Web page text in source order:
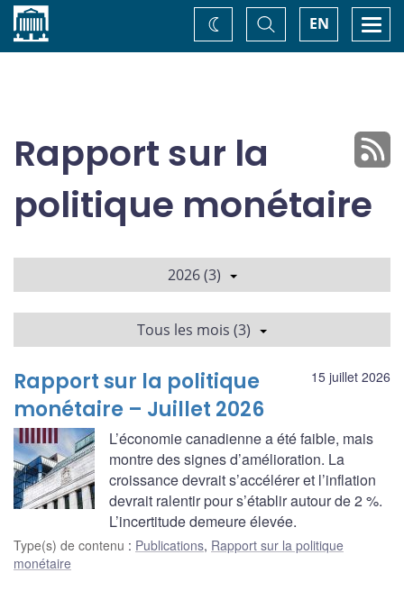
Accueil EN
Basculer
la
recherche
Changez
de
Rapport sur la
politique monétaire
2026 (3)
Tous les mois (3)
15 juillet 2026
Rapport sur la politique
monétaire – Juillet 2026
L’économie canadienne a été faible, mais
montre des signes d’amélioration. La
croissance devrait s’accélérer et l’inflation
devrait ralentir pour s’établir autour de 2 %.
L’incertitude demeure élevée.
Type(s) de contenu : Publications, Rapport sur la politique
monétaire